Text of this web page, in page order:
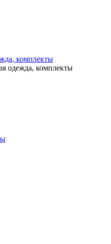
комплекты
одежда, комплекты